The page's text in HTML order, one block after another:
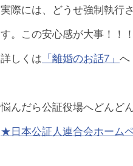
実際には、どうせ強制執行
す。この安心感が大事！！
詳しくは 「離婚のお話7」 へ
悩んだら公証役場へどんど
★日本公証人連合会ホーム